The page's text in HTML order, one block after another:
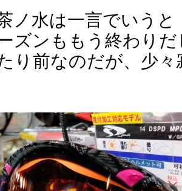
ノ水は一言でいうと
ズンももう終わり
り前なのだが、少